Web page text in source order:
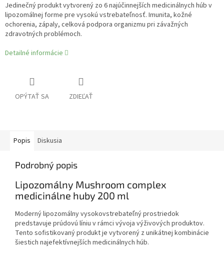
Jedinečný produkt vytvorený zo 6 najúčinnejších medicinálnych húb v
lipozomálnej forme pre vysokú vstrebateľnosť. Imunita, kožné
ochorenia, zápaly, celková podpora organizmu pri závažných
zdravotných problémoch.
Detailné informácie
OPÝTAŤ SA ZDIEĽAŤ
Popis Diskusia
Podrobný popis
Lipozomálny Mushroom complex
medicinálne huby 200 ml
Moderný lipozomálny vysokovstrebateľný prostriedok
predstavuje prúdovú líniu v rámci vývoja výživových produktov.
Tento sofistikovaný produkt je vytvorený z unikátnej kombinácie
šiestich najefektívnejších medicinálnych húb.